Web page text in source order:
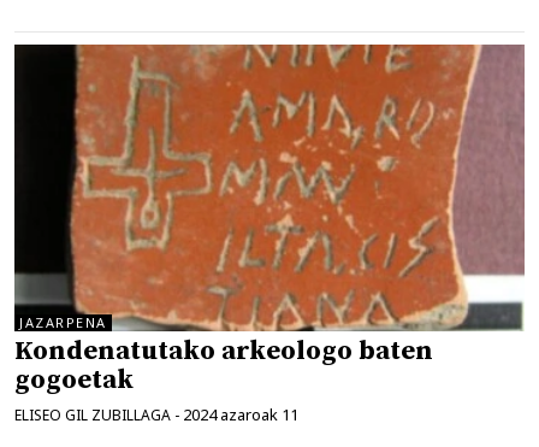
JAZARPENA
Kondenatutako arkeologo baten
gogoetak
ELISEO GIL ZUBILLAGA - 2024 azaroak 11